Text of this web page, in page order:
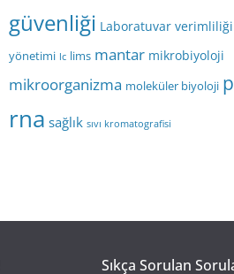
güvenliği Laboratuvar verimliliği
yönetimi lc lims mantar mikrobiyoloji
mikroorganizma moleküler biyoloji
rna sağlık sıvı kromatografisi
Sıkça Sorulan